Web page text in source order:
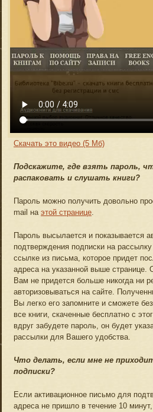
Скачать это видео (5 Мб)
Подскажите, где взять пароль,
распаковать и слушать книги?
Пароль можно получить довольно
mail на этой странице.
Пароль высылается и показывается
подтверждения подписки на
ссылке из письма, которое придет
адреса на указанной выше странице.
Вам не придется больше никогда ни
авторизовываться на сайте.
Вы легко его запомните и сможете
все книги, скаченные бесплатно с
вдруг забудете пароль, он будет
рассылки для Вашего удобства.
Что делать, если мне не
подписки?
Если активационное письмо для
адреса не пришло в течение 10